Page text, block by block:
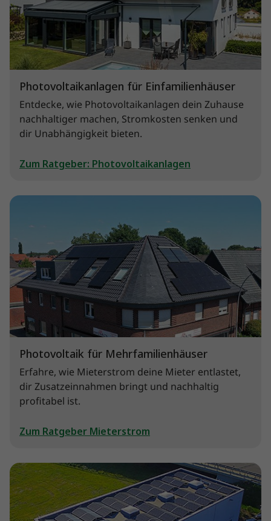
Photovoltaikanlagen für Einfamilienhäuser
Entdecke, wie Photovoltaikanlagen dein Zuhause
nachhaltiger machen, Stromkosten senken und
dir Unabhängigkeit bieten.
Zum Ratgeber: Photovoltaikanlagen
Photovoltaik für Mehrfamilienhäuser
Erfahre, wie Mieterstrom deine Mieter entlastet,
dir Zusatzeinnahmen bringt und nachhaltig
profitabel ist.
Zum Ratgeber Mieterstrom